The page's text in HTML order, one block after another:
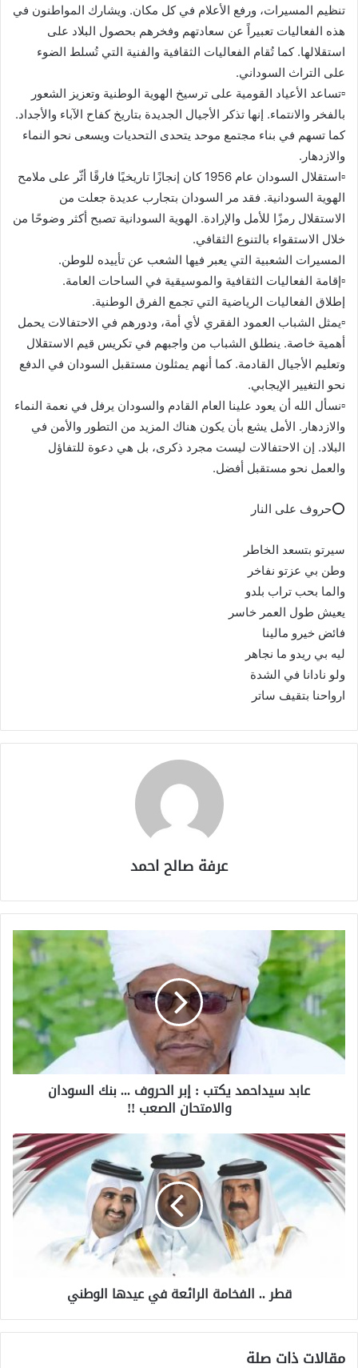
تنظيم المسيرات، ورفع الأعلام في كل مكان. ويشارك المواطنون في
هذه الفعاليات تعبيراً عن سعادتهم وفخرهم بحصول البلاد على
استقلالها. كما تُقام الفعاليات الثقافية والفنية التي تُسلط الضوء
على التراث السوداني.
▫️تساعد الأعياد القومية على ترسيخ الهوية الوطنية وتعزيز الشعور
بالفخر والانتماء. إنها تذكر الأجيال الجديدة بتاريخ كفاح الآباء والأجداد.
كما تسهم في بناء مجتمع موحد يتحدى التحديات ويسعى نحو النماء
والازدهار.
▫️استقلال السودان عام 1956 كان إنجازًا تاريخيًا فارقًا أثّر على ملامح
الهوية السودانية. فقد مر السودان بتجارب عديدة جعلت من
الاستقلال رمزًا للأمل والإرادة. الهوية السودانية تصبح أكثر وضوحًا من
خلال الاستقواء بالتنوع الثقافي.
المسيرات الشعبية التي يعبر فيها الشعب عن تأييده للوطن.
▫️إقامة الفعاليات الثقافية والموسيقية في الساحات العامة.
إطلاق الفعاليات الرياضية التي تجمع الفرق الوطنية.
▫️يمثل الشباب العمود الفقري لأي أمة، ودورهم في الاحتفالات يحمل
أهمية خاصة. ينطلق الشباب من واجبهم في تكريس قيم الاستقلال
وتعليم الأجيال القادمة. كما أنهم يمثلون مستقبل السودان في الدفع
نحو التغيير الإيجابي.
▫️نسأل الله أن يعود علينا العام القادم والسودان يرفل في نعمة النماء
والازدهار. الأمل يشع بأن يكون هناك المزيد من التطور والأمن في
البلاد. إن الاحتفالات ليست مجرد ذكرى، بل هي دعوة للتفاؤل
والعمل نحو مستقبل أفضل.
⭕حروف على النار
سيرتو بتسعد الخاطر
وطن بي عزتو نفاخر
والما بحب تراب بلدو
يعيش طول العمر خاسر
فائض خيرو مالينا
ليه بي ريدو ما نجاهر
ولو نادانا في الشدة
ارواحنا بتقيف ساتر
عرفة صالح احمد
عابد سيداحمد يكتب : إبر الحروف ... بنك السودان
والامتحان الصعب !!
قطر .. الفخامة الرائعة في عيدها الوطني
مقالات ذات صلة